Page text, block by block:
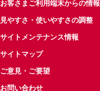
お客さまご利用端末からの情
見やすさ・使いやすさの調整
サイトメンテナンス情報
サイトマップ
ご意見・ご要望
お問い合わせ